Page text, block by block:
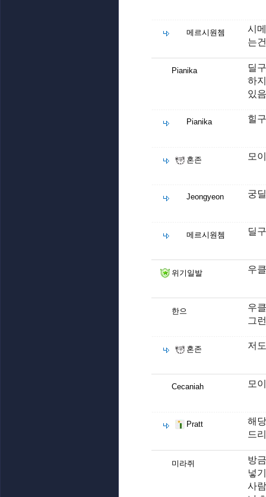
메르시원쳄
시
는
Pianika
딜
하
있음
Pianika 힐
혼존 모
Jeongyeon 궁
메르시원쳄 딜
위기일발 우
한으
우
그
혼존 저
Cecaniah 모
Pratt
해
드
미라쥐
방
넣
사